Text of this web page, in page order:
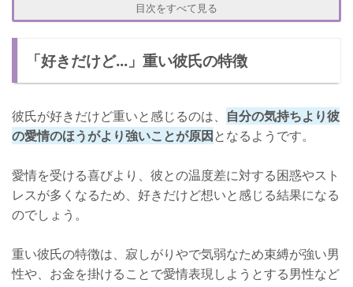
彼のプライドを傷付けない
愛が重くてイラっとしたときの対応
目次をすべて見る
「好きだけど...」重い彼氏の特徴
彼氏が好きだけど重いと感じるのは、 自分の気持ちより彼
の愛情のほうがより強いことが原因となるようです。
愛情を受ける喜びより、彼との温度差に対する困惑やスト
レスが多くなるため、好きだけど想いと感じる結果になる
のでしょう。
重い彼氏の特徴は、寂しがりやで気弱なため束縛が強い男
性や、お金を掛けることで愛情表現しようとする男性など